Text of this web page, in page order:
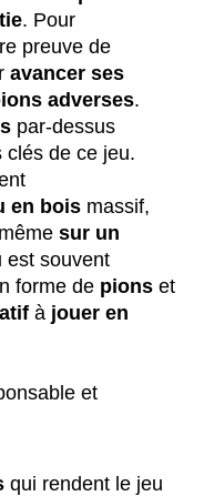
. Pour
preuve de
avancer ses
adverses.
par-dessus
clés de ce jeu.
en bois massif,
sur un
est souvent
forme de pions et
à jouer en
et
qui rendent le jeu